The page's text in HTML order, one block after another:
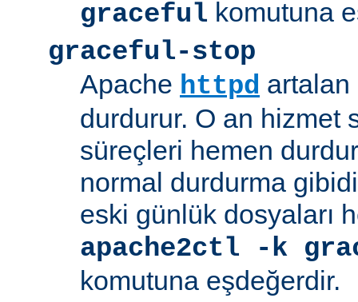
graceful komutuna
graceful-stop
Apache httpd
durdurur. O an hizmet
süreçleri hemen
normal durdurma
eski günlük dosyaları
apache2ctl -k
komutuna eşdeğerdir.